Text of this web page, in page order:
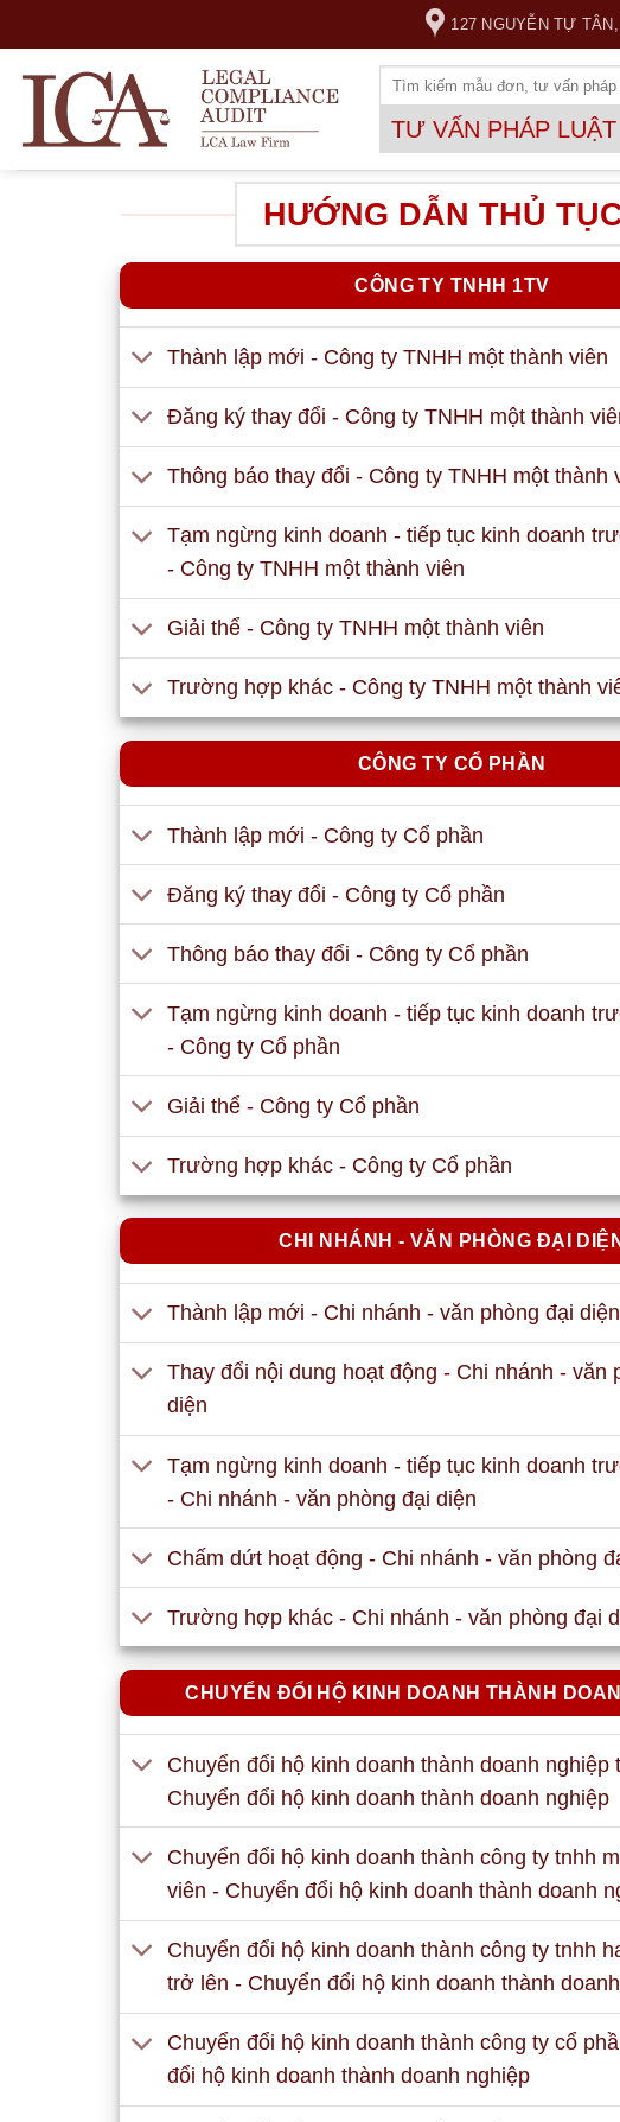
content
127 NGUYỄN TỰ
TƯ VẤN PHÁP LUẬT
HƯỚNG DẪN THỦ
CÔNG TY TNHH 1TV
Thành lập mới - Công ty TNHH một thành viên
Đăng ký thay đổi - Công ty TNHH một thành
Thông báo thay đổi - Công ty TNHH một thành
Tạm ngừng kinh doanh - tiếp tục kinh doanh
- Công ty TNHH một thành viên
Giải thể - Công ty TNHH một thành viên
Trường hợp khác - Công ty TNHH một thành
CÔNG TY CỔ PHẦN
Thành lập mới - Công ty Cổ phần
Đăng ký thay đổi - Công ty Cổ phần
Thông báo thay đổi - Công ty Cổ phần
Tạm ngừng kinh doanh - tiếp tục kinh doanh
- Công ty Cổ phần
Giải thể - Công ty Cổ phần
Trường hợp khác - Công ty Cổ phần
CHI NHÁNH - VĂN PHÒNG ĐẠI DIỆN
Thành lập mới - Chi nhánh - văn phòng đại diện
Thay đổi nội dung hoạt động - Chi nhánh - văn
diện
Tạm ngừng kinh doanh - tiếp tục kinh doanh
- Chi nhánh - văn phòng đại diện
Chấm dứt hoạt động - Chi nhánh - văn phòng
Trường hợp khác - Chi nhánh - văn phòng đại
CHUYỂN ĐỔI HỘ KINH DOANH THÀNH
Chuyển đổi hộ kinh doanh thành doanh nghiệp
Chuyển đổi hộ kinh doanh thành doanh nghiệp
Chuyển đổi hộ kinh doanh thành công ty tnhh
viên - Chuyển đổi hộ kinh doanh thành doanh
Chuyển đổi hộ kinh doanh thành công ty tnhh
trở lên - Chuyển đổi hộ kinh doanh thành
Chuyển đổi hộ kinh doanh thành công ty cổ
đổi hộ kinh doanh thành doanh nghiệp